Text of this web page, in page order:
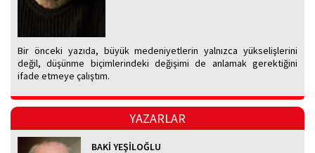
Bir önceki yazıda, büyük medeniyetlerin yalnızca yükselişlerini
değil, düşünme biçimlerindeki değişimi de anlamak gerektiğini
ifade etmeye çalıştım.
YAZARLAR
BAKİ YEŞİLOĞLU